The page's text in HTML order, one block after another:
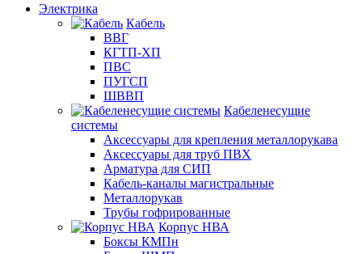
Электрика
Кабель
ВВГ
КГТП-ХП
ПВС
ПУГСП
ШВВП
Кабеленесущие
системы
Аксессуары для крепления металлорукава
Аксессуары для труб ПВХ
Арматура для СИП
Кабель-каналы магистральные
Металлорукав
Трубы гофрированные
Корпус НВА
Боксы КМПн